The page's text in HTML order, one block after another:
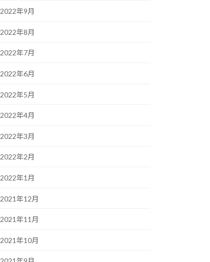
2022年9月
2022年8月
2022年7月
2022年6月
2022年5月
2022年4月
2022年3月
2022年2月
2022年1月
2021年12月
2021年11月
2021年10月